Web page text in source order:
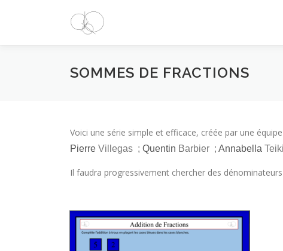
SOMMES DE FRACTIONS
Voici une série simple et efficace, créée par une
Pierre Villegas ; Quentin Barbier ; Annabella
Il faudra progressivement chercher des